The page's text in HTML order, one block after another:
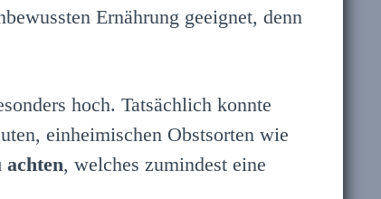
Ernährung geeignet, denn
hoch. Tatsächlich konnte
einheimischen Obstsorten wie
achten, welches zumindest eine